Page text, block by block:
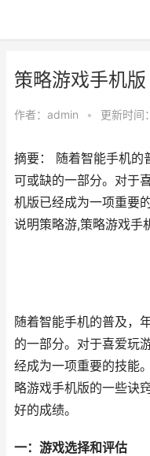
策略游戏手机
作者： admin • 更新时
摘要： 随着智能手机的
可或缺的一部分。对于
机版已经成为一项重要
说明策略游,策略游戏手
随着智能手机的普及，
的一部分。对于喜爱玩
经成为一项重要的技能
略游戏手机版的一些诀
好的成绩。
一：游戏选择和评估